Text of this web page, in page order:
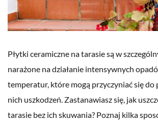
Płytki ceramiczne na tarasie są w
narażone na działanie intensywnych
temperatur, które mogą przyczyniać się
nich uszkodzeń. Zastanawiasz się, jak
tarasie bez ich skuwania? Poznaj kilka